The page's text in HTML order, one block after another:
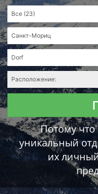
Потому
уникальный
их